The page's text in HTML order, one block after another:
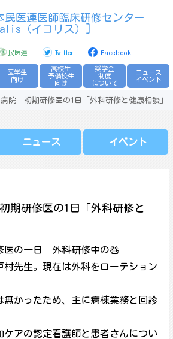
to
民医連医師臨床研修センター
（イコリス）]
民医連 Twitter Facebook
医学生
向け
高校生
予備校生
向け
奨学金
制度
について
ニュース
イベント
院 初期研修医の1日「外科研修と健康相談」
ニュース イベント
期研修医の1日「外科研修と
の一日 外科研修中の巻
村先生。現在は外科をローテション
無かったため、主に病棟業務と回診
ケアの認定看護師と患者さんについ